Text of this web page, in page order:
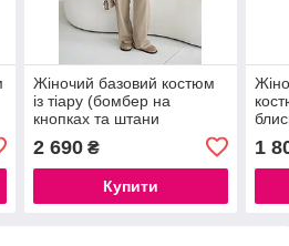
Жіночий базовий костюм
із тіару (бомбер на
кнопках та штани
палаццо), розміри 42-44,
46-48
2 690₴
Купити
1